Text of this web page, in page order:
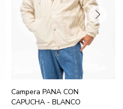
Campera PANA CON
CAPUCHA - BLANCO